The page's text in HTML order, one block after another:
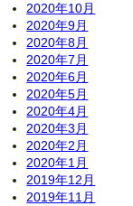
2020年10月
2020年9月
2020年8月
2020年7月
2020年6月
2020年5月
2020年4月
2020年3月
2020年2月
2020年1月
2019年12月
2019年11月